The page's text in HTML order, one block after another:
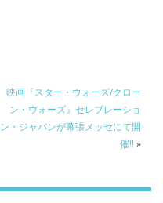
映画『スター・ウォーズ/クロー
ン・ウォーズ』セレブレーショ
ン・ジャパンが幕張メッセにて開
催!! »